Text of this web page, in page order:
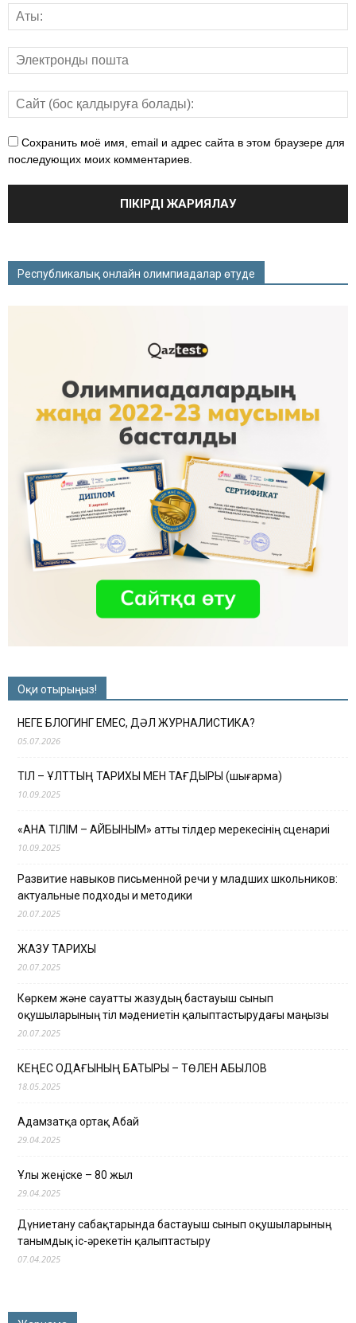
Сохранить моё имя, email и адрес сайта в этом браузере для
последующих моих комментариев.
Республикалық онлайн олимпиадалар өтуде
Оқи отырыңыз!
НЕГЕ БЛОГИНГ ЕМЕС, ДӘЛ ЖУРНАЛИСТИКА?
05.07.2026
ТІЛ – ҰЛТТЫҢ ТАРИХЫ МЕН ТАҒДЫРЫ (шығарма)
10.09.2025
«АНА ТІЛІМ – АЙБЫНЫМ» атты тілдер мерекесінің сценариі
10.09.2025
Развитие навыков письменной речи у младших школьников:
актуальные подходы и методики
20.07.2025
ЖАЗУ ТАРИХЫ
20.07.2025
Көркем және сауатты жазудың бастауыш сынып
оқушыларының тіл мәдениетін қалыптастырудағы маңызы
20.07.2025
КЕҢЕС ОДАҒЫНЫҢ БАТЫРЫ – ТӨЛЕН ҚАБЫЛОВ
18.05.2025
Адамзатқа ортақ Абай
29.04.2025
Ұлы жеңіске – 80 жыл
29.04.2025
Дүниетану сабақтарында бастауыш сынып оқушыларының
танымдық іс-әрекетін қалыптастыру
07.04.2025